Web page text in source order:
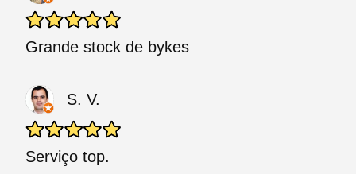
Grande stock de bykes
S. V.
Serviço top.